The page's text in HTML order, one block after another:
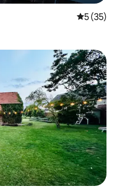
5 (35)